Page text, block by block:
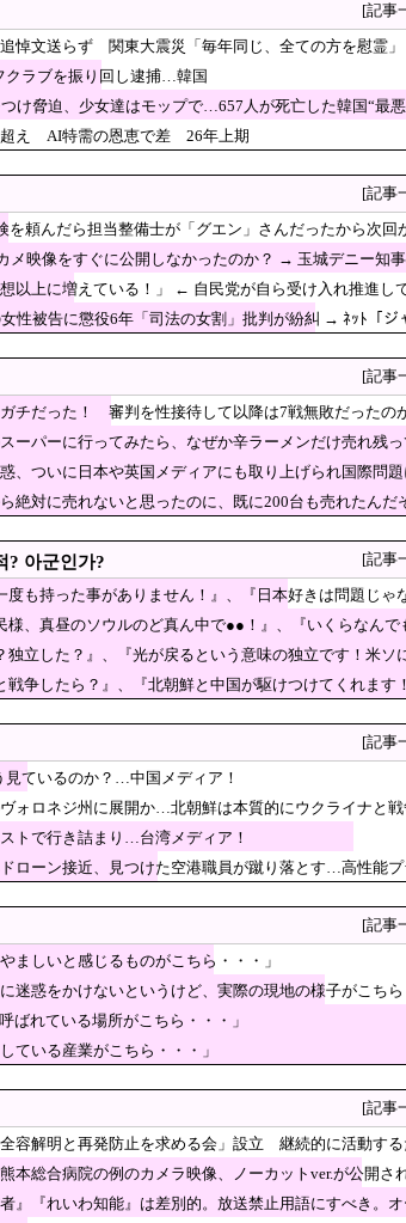
だ』、外国人審判らへ性的接待疑惑
UAE、イラン」
懲役6年「司法の女割」批判が紛糾 → ﾈｯﾄ「ジャ
ー協会前代未聞の不祥事を詳細に報
ないというけど、実際の現地の様子がこちら・
門を開き大規模放流開始か 下流の工
ジテレビ、自業自得すぎる立場に
典スピーチした総理がこれまでいたんだろうか
半島の男の血が入る可能性がゼロに・・・」
審判買収が本当に深刻である理由が
がありません！』、『日本好きは問題じゃな
月9日長崎の被爆体験者「何のために」
い」
った
分 鳥取地検 [8/8]
締結…「イスラム版NATO」指摘も！
転がり込んでガチで東北最強へ
動休止を発表 → 過去の「スジを通す」宣言に】
ってみたら、なぜか辛ラーメンだけ売れ残っ
の脱却」…茂木敏充氏も小林鷹之氏もクビ
現”に強制変更される事態が進行中
暑が襲来」
振り回し逮捕…韓国
爆発物搭載ドローン接近→空港職員
いた」
感ポンチョ配布 → 被災民の衝撃の反応がコチラ
」と話題に
「政治利用」の過去［8/7］
果をご覧ください」→「マッサージ
[記事
悼文送らず 関東大震災「毎年同じ、全ての方を慰霊」
クラブを振り回し逮捕…韓国
け脅迫、少女達はモップで…657人が死亡した韓国“最
超え AI特需の恩恵で差 26年上期
[記事
を頼んだら担当整備士が「グエン」さんだったから次
メ映像をすぐに公開しなかったのか？ → 玉城デニー知
以上に増えている！」 ← 自民党が自ら受け入れ推進し
性被告に懲役6年「司法の女割」批判が紛糾 → ﾈｯﾄ「
[記事
チだった！ 審判を性接待して以降は7戦無敗だったの
ーパーに行ってみたら、なぜか辛ラーメンだけ売れ残
、ついに日本や英国メディアにも取り上げられ国際問
絶対に売れないと思ったのに、既に200台も売れたんだ
? 아군인가? [記事
も持った事がありません！』、『日本好きは問題じゃ
、真昼のソウルのど真ん中で●●！』、『いくらなんで
立した？』、『光が戻るという意味の独立です！米ソ
争したら？』、『北朝鮮と中国が駆けつけてくれます！
[記事
見ているのか？…中国メディア！
ォロネジ州に展開か…北朝鮮は本質的にウクライナと戦
トで行き詰まり…台湾メディア！
ローン接近、見つけた空港職員が蹴り落とす…高性能プ
[記事
ましいと感じるものがこちら・・・」
迷惑をかけないというけど、実際の現地の様子がこちら
ばれている場所がこちら・・・」
ている産業がこちら・・・」
[記事
容解明と再発防止を求める会」設立 継続的に活動す
本総合病院の例のカメラ映像、ノーカットver.が公開さ
』『れいわ知能』は差別的。放送禁止用語にすべき。